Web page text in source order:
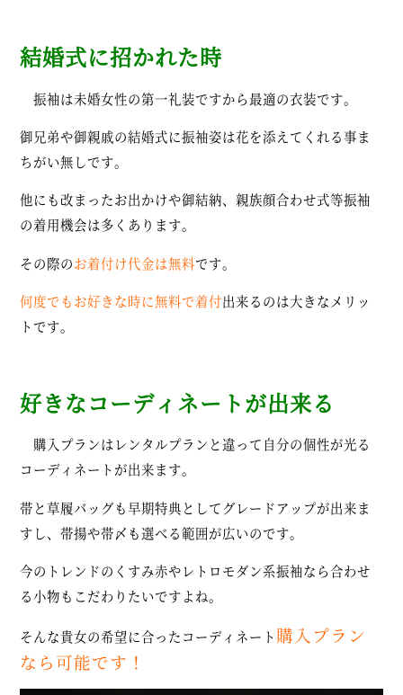
結婚式に招かれた時
振袖は未婚女性の第一礼装ですから最適の衣装です。
御兄弟や御親戚の結婚式に振袖姿は花を添えてくれる事ま
ちがい無しです。
他にも改まったお出かけや御結納、親族顔合わせ式等振袖
の着用機会は多くあります。
その際のお着付け代金は無料です。
何度でもお好きな時に無料で着付出来るのは大きなメリッ
トです。
好きなコーディネートが出来る
購入プランはレンタルプランと違って自分の個性が光る
コーディネートが出来ます。
帯と草履バッグも早期特典としてグレードアップが出来ま
すし、帯揚や帯〆も選べる範囲が広いのです。
今のトレンドのくすみ赤やレトロモダン系振袖なら合わせ
る小物もこだわりたいですよね。
そんな貴女の希望に合ったコーディネート 購入プラン
なら可能です！